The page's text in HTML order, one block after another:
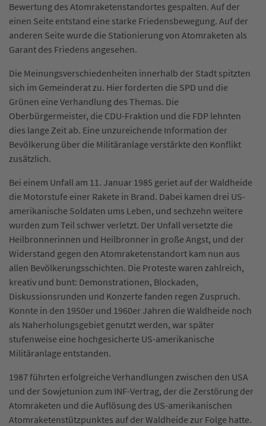
Bewertung des Atomraketenstandortes gespalten. Auf der
einen Seite entstand eine starke Friedensbewegung. Auf der
anderen Seite wurde die Stationierung von Atomraketen als
Garant des Friedens angesehen.
Die Meinungsverschiedenheiten innerhalb der Stadt spitzten
sich im Gemeinderat zu. Hier forderten die SPD und die
Grünen eine Verhandlung des Themas. Die
Oberbürgermeister, die CDU-Fraktion und die FDP lehnten
dies lange Zeit ab. Eine unzureichende Information der
Bevölkerung über die Militäranlage verstärkte den Konflikt
zusätzlich.
Bei einem Unfall am 11. Januar 1985 geriet auf der Waldheide
die Motorstufe einer Rakete in Brand. Dabei kamen drei US-
amerikanische Soldaten ums Leben, und sechzehn weitere
wurden zum Teil schwer verletzt. Der Unfall versetzte die
Heilbronnerinnen und Heilbronner in große Angst, und der
Widerstand gegen den Atomraketenstandort kam nun aus
allen Bevölkerungsschichten. Die Proteste waren zahlreich,
kreativ und bunt: Demonstrationen, Blockaden,
Diskussionsrunden und Konzerte fanden regen Zuspruch.
Konnte in den 1950er und 1960er Jahren die Waldheide noch
als Naherholungsgebiet genutzt werden, war später
stufenweise eine hochgesicherte US-amerikanische
Militäranlage entstanden.
1987 führten erfolgreiche Verhandlungen zwischen den USA
und der Sowjetunion zum INF-Vertrag, der die Zerstörung der
Atomraketen und die Auflösung des US-amerikanischen
Atomraketenstützpunktes auf der Waldheide zur Folge hatte.